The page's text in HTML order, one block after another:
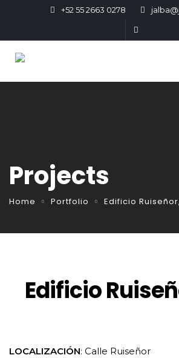
+52 55 2663 0278
Projects
Home Portfolio Edificio
Edificio
LOCALIZACIÓN: Calle Ruiseñor